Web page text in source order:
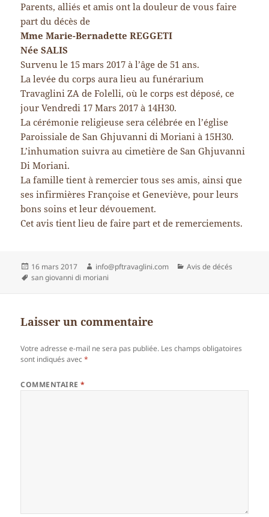
Parents, alliés et amis ont la douleur de vous faire
part du décès de
Mme Marie-Bernadette REGGETI
Née SALIS
Survenu le 15 mars 2017 à l’âge de 51 ans.
La levée du corps aura lieu au funérarium
Travaglini ZA de Folelli, où le corps est déposé, ce
jour Vendredi 17 Mars 2017 à 14H30.
La cérémonie religieuse sera célébrée en l’église
Paroissiale de San Ghjuvanni di Moriani à 15H30.
L’inhumation suivra au cimetière de San Ghjuvanni
Di Moriani.
La famille tient à remercier tous ses amis, ainsi que
ses infirmières Françoise et Geneviève, pour leurs
bons soins et leur dévouement.
Cet avis tient lieu de faire part et de remerciements.
Publié
le
16 mars 2017 Auteur
info@pftravaglini.com Catégories
Avis de décés
Mots-
san giovanni di moriani
Laisser un commentaire
Votre adresse e-mail ne sera pas publiée. Les champs obligatoires
sont indiqués avec*
COMMENTAIRE*